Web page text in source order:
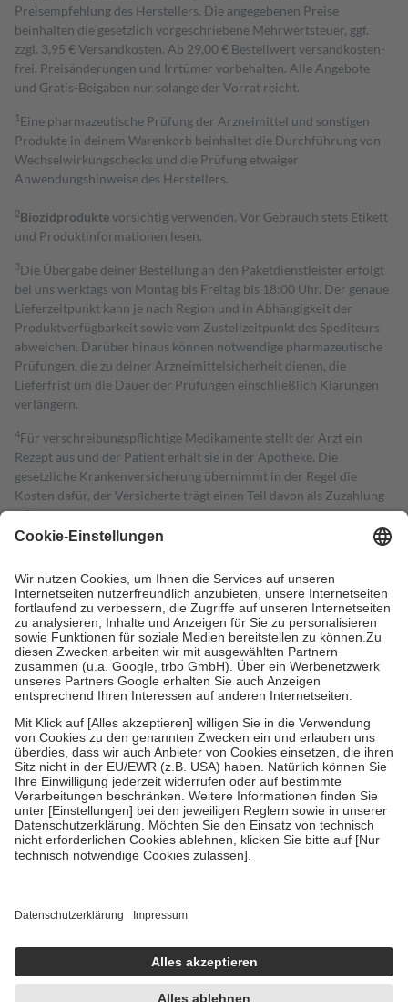
Preisempfehlung des Herstellers. Die angegebenen Preise
beinhalten die gesetzlich vorgeschriebene Mehrwertsteuer, ggf.
zzgl. 3,95 € Versandkosten. Ab 29,00 € Bestell­wert versand­kosten­
frei. Preisänderungen und Irrtümer vorbehalten. Alle Angebote
und Gratis-Beigaben nur solange der Vorrat reicht.
1 Eine pharmazeutische Prüfung der Arzneimittel und sonstigen
Produkte in deinem Warenkorb beinhaltet die Durchführung von
Wechselwirkungschecks und die Prüfung etwaiger
Anwendungshinweise des Herstellers.
2Biozidproduktevorsichtig verwenden. Vor Gebrauch stets Etikett
und Produktinformationen lesen.
3Die Übergabe deiner Bestellung an den Paketdienstleister erfolgt
bei uns werktags von Montag bis Freitag bis 18:00 Uhr. Der genaue
Lieferzeitpunkt kann je nach Region und in Abhängigkeit der
Produktverfügbarkeit sowie vom Zustellzeitpunkt des Spediteurs
abweichen. Darüber hinaus können notwendige pharmazeutische
Prüfungen, die zu deiner Arzneimittelsicherheit dienen, die
Lieferfrist um die Dauer der Prüfungen einschließlich Klärungen
verlängern.
4Für verschreibungspflichtige Medikamente stellt der Arzt ein
Rezept aus und der Patient erhält sie in der Apotheke. Die
gesetzliche Krankenversicherung übernimmt in der Regel die
Kosten dafür, der Versicherte trägt einen Teil davon als Zuzahlung
mit.
Grundsätzlich leisten Mitglieder Zuzahlungen in Höhe von zehn
höchstens zehn Euro.
Es sind jedoch nie mehr als die tatsächlichen
Kosten der Leistung zu entrichten.
Diese Regeln gelten grundsätzlich auch für Online-Apotheken.
Bei Heilmitteln und häuslicher Krankenpflege beträgt die
Zuzahlung zehn Prozent der Kosten sowie zehn Euro je
Verordnung.
Um das Engagement der Versicherten für ihre eigene Gesundheit zu
stärken und die besondere Stellung der Familie zu unterstützen,
fallenkeine Zuzahlungenan bei:
• Kindern und Jugendlichen bis zum vollendeten 18. Lebensjahr
mit Ausnahme der Fahrkosten
• Untersuchungen zur Vorsorge und Früherkennung, die von der
GKV getragen werden
• empfohlenen Schutzimpfungen
• Harn- und Blutteststreifen
getroffen, um sicherzustellen, dass es sich um echte Bewertungen
https://help.etrusted.com/hc/de/articles/4419944605341
Einige Bilder und Inhalte wurden unter Zuhilfenahme künstlicher